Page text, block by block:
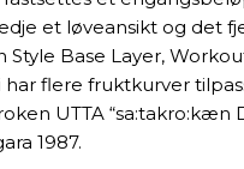
et løveansikt og det
Base Layer,
flere fruktkurver
UTTA “sa:takro:kæn
1987.